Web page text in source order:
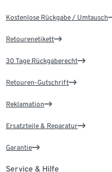
Kostenlose Rückgabe / Umtausch
Retourenetikett
30 Tage Rückgaberecht
Retouren-Gutschrift
Reklamation
Ersatzteile & Reparatur
Garantie
Service & Hilfe